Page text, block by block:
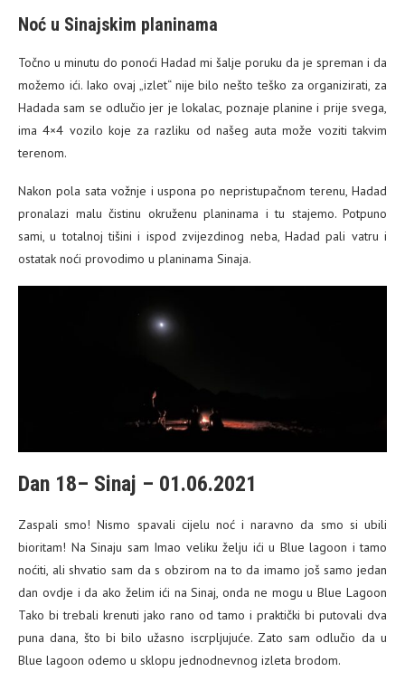
Noć u Sinajskim planinama
Točno u minutu do ponoći Hadad mi šalje poruku da je spreman i da
možemo ići. Iako ovaj „izlet“ nije bilo nešto teško za organizirati, za
Hadada sam se odlučio jer je lokalac, poznaje planine i prije svega,
ima 4×4 vozilo koje za razliku od našeg auta može voziti takvim
terenom.
Nakon pola sata vožnje i uspona po nepristupačnom terenu, Hadad
pronalazi malu čistinu okruženu planinama i tu stajemo. Potpuno
sami, u totalnoj tišini i ispod zvijezdinog neba, Hadad pali vatru i
ostatak noći provodimo u planinama Sinaja.
Dan 18– Sinaj – 01.06.2021
Zaspali smo! Nismo spavali cijelu noć i naravno da smo si ubili
bioritam! Na Sinaju sam Imao veliku želju ići u Blue lagoon i tamo
noćiti, ali shvatio sam da s obzirom na to da imamo još samo jedan
dan ovdje i da ako želim ići na Sinaj, onda ne mogu u Blue Lagoon
Tako bi trebali krenuti jako rano od tamo i praktički bi putovali dva
puna dana, što bi bilo užasno iscrpljujuće. Zato sam odlučio da u
Blue lagoon odemo u sklopu jednodnevnog izleta brodom.